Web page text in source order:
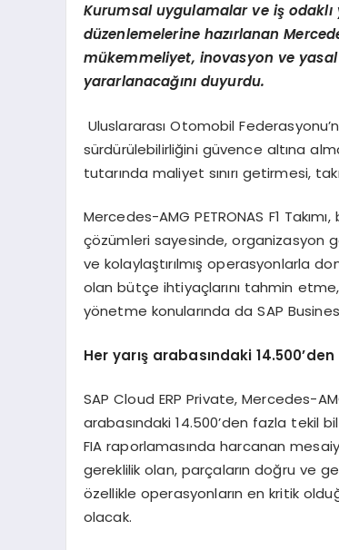
Kurumsal uygulamalar ve iş odaklı
düzenlemelerine hazırlanan
mükemmeliyet, inovasyon ve
yararlanacağını duyurdu.
Uluslararası Otomobil
sürdürülebilirliğini güvence altına
tutarında maliyet sınırı getirmesi,
Mercedes-AMG PETRONAS F1
çözümleri sayesinde, organizasyon
ve kolaylaştırılmış operasyonlarla
olan bütçe ihtiyaçlarını tahmin
yönetme konularında da SAP
Her yarış arabasındaki 14.500’
SAP Cloud ERP Private, Mercedes-
arabasındaki 14.500’den fazla tekil
FIA raporlamasında harcanan
gereklilik olan, parçaların doğru ve
özellikle operasyonların en kritik
olacak.